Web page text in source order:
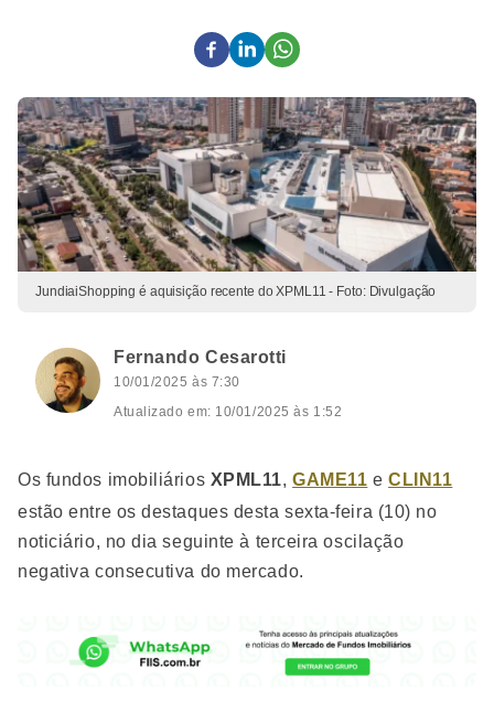
JundiaiShopping é aquisição recente do XPML11 - Foto: Divulgação
Fernando Cesarotti
10/01/2025 às 7:30
Atualizado em: 10/01/2025 às 1:52
Os fundos imobiliários XPML11,GAME11 eCLIN11
estão entre os destaques desta sexta-feira (10) no
noticiário, no dia seguinte à terceira oscilação
negativa consecutiva do mercado.